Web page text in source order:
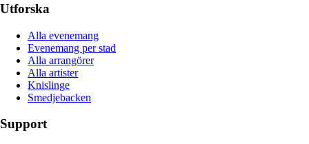
Utforska
Alla evenemang
Evenemang per stad
Alla arrangörer
Alla artister
Knislinge
Smedjebacken
Support